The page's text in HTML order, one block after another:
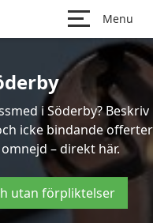
Menu
i Söderby? Beskriv
icke bindande offerter
– direkt här.
utan förpliktelser